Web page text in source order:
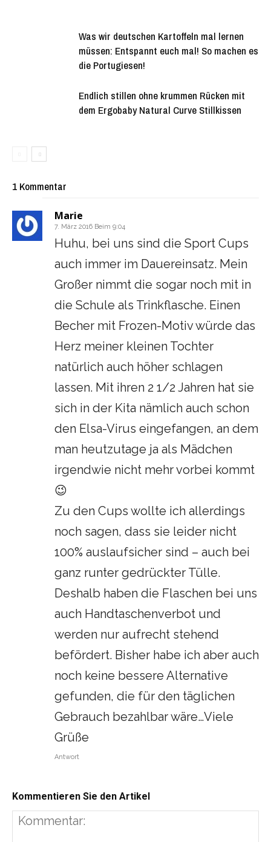
Was wir deutschen Kartoffeln mal lernen
müssen: Entspannt euch mal! So machen es
die Portugiesen!
Endlich stillen ohne krummen Rücken mit
dem Ergobaby Natural Curve Stillkissen
1 Kommentar
Marie
7. März 2016 Beim 9:04
Huhu, bei uns sind die Sport Cups
auch immer im Dauereinsatz. Mein
Großer nimmt die sogar noch mit in
die Schule als Trinkflasche. Einen
Becher mit Frozen-Motiv würde das
Herz meiner kleinen Tochter
natürlich auch höher schlagen
lassen. Mit ihren 2 1/2 Jahren hat sie
sich in der Kita nämlich auch schon
den Elsa-Virus eingefangen, an dem
man heutzutage ja als Mädchen
irgendwie nicht mehr vorbei kommt
😉
Zu den Cups wollte ich allerdings
noch sagen, dass sie leider nicht
100% auslaufsicher sind – auch bei
ganz runter gedrückter Tülle.
Deshalb haben die Flaschen bei uns
auch Handtaschenverbot und
werden nur aufrecht stehend
befördert. Bisher habe ich aber auch
noch keine bessere Alternative
gefunden, die für den täglichen
Gebrauch bezahlbar wäre…Viele
Grüße
Antwort
Kommentieren Sie den Artikel